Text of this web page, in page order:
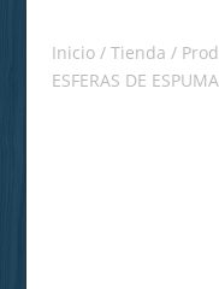
Inicio/ Tienda /
ESFERAS DE